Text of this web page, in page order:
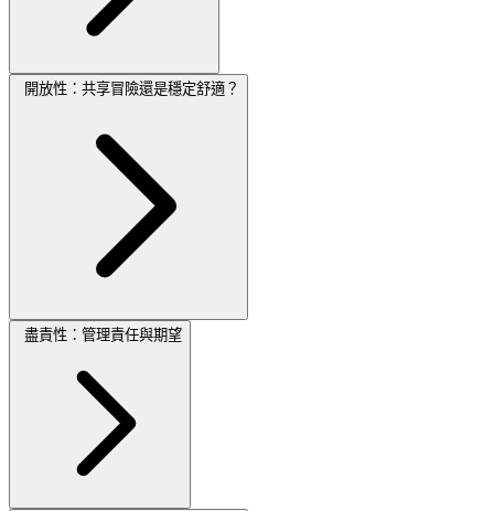
開放性：共享冒險還是穩定舒適？
盡責性：管理責任與期望